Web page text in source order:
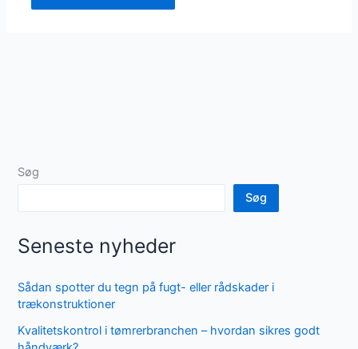
Søg
Søg
Seneste nyheder
Sådan spotter du tegn på fugt- eller rådskader i
trækonstruktioner
Kvalitetskontrol i tømrerbranchen – hvordan sikres godt